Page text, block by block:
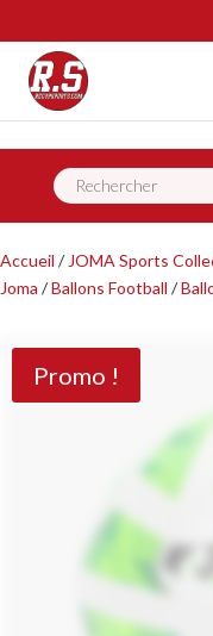
Recherche
de
Accueil / JOMA Sports
Joma /Ballons Football /
Promo !